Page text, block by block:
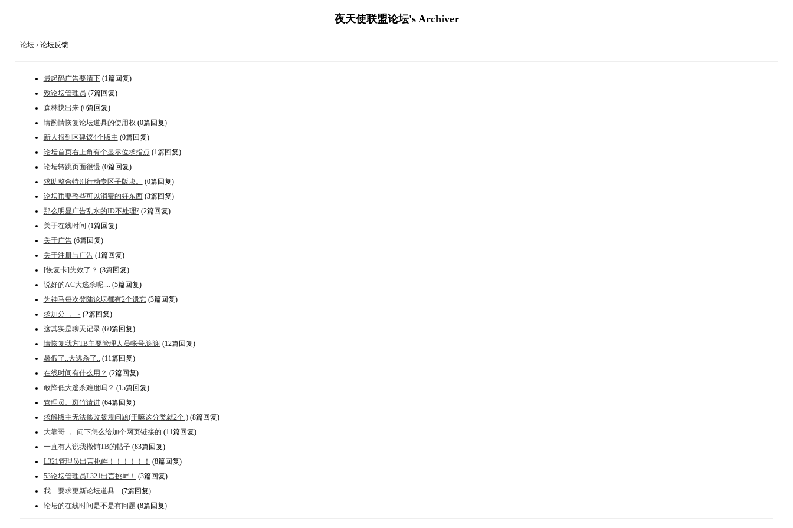
夜天使联盟论坛's Archiver
论坛› 论坛反馈
最起码广告要清下(1篇回复)
致论坛管理员 (7篇回复)
森林快出来(0篇回复)
请酌情恢复论坛道具的使用权 (0篇回复)
新人报到区建议4个版主 (0篇回复)
论坛首页右上角有个显示位求指点 (1篇回复)
论坛转跳页面很慢 (0篇回复)
求助整合特别行动专区子版块。
(0篇回复)
论坛币要整些可以消费的好东西(3篇回复)
那么明显广告乱水的ID不处理?(2篇回复)
关于在线时间 (1篇回复)
关于广告(6篇回复)
关于注册与广告(1篇回复)
[恢复卡]失效了？ (3篇回复)
说好的AC大逃杀呢.... (5篇回复)
为神马每次登陆论坛都有2个遗忘(3篇回复)
求加分-，-~ (2篇回复)
这其实是聊天记录(60篇回复)
请恢复我方TB主要管理人员帐号.谢谢(12篇回复)
暑假了..大逃杀了.. (11篇回复)
在线时间有什么用？ (2篇回复)
敢降低大逃杀难度吗？ (15篇回复)
管理员、斑竹请进(64篇回复)
求解版主无法修改版规问题(干嘛这分类就2个.)(8篇回复)
大靠哥-，-问下怎么给加个网页链接的 (11篇回复)
一直有人说我撤销TB的帖子(83篇回复)
L321管理员出言挑衅！！！！！！ (8篇回复)
53论坛管理员L321出言挑衅！ (3篇回复)
我 .. 要求更新论坛道具 .. (7篇回复)
论坛的在线时间是不是有问题 (8篇回复)